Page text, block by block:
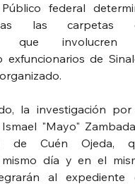
federal
las carpetas
que
exfuncionarios de
la investigación
"Mayo"
de Cuén Ojeda,
día y en el
al expediente